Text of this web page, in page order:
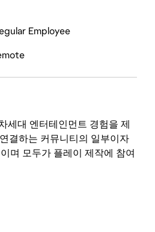
Employee
세대 엔터테인먼트 경험을 제
결하는 커뮤니티의 일부이자
며 모두가 플레이 제작에 참여